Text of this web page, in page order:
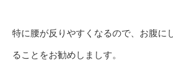
特に腰が反りやすくなるので、お腹に
ることをお勧めしましす。